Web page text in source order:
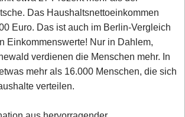
Das Haushaltsnettoeinkommen
Euro. Das ist auch im Berlin-Vergleich
Einkommenswerte! Nur in Dahlem,
verdienen die Menschen mehr. In
mehr als 16.000 Menschen, die sich
verteilen.